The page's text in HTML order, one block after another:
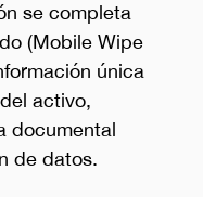
se completa
(Mobile Wipe
única
activo,
documental
de datos.